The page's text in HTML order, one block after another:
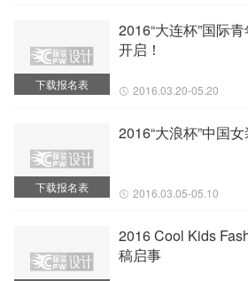
下载报名表
2016“大连杯”国际
开启！
2016.03.20-05.20
下载报名表
2016“大浪杯”中国
2016.03.05-05.10
2016 Cool Kids
稿启事